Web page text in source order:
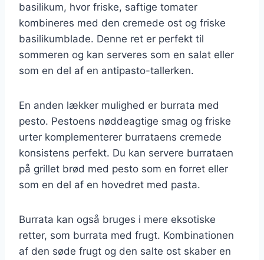
basilikum, hvor friske, saftige tomater
kombineres med den cremede ost og friske
basilikumblade. Denne ret er perfekt til
sommeren og kan serveres som en salat eller
som en del af en antipasto-tallerken.
En anden lækker mulighed er burrata med
pesto. Pestoens nøddeagtige smag og friske
urter komplementerer burrataens cremede
konsistens perfekt. Du kan servere burrataen
på grillet brød med pesto som en forret eller
som en del af en hovedret med pasta.
Burrata kan også bruges i mere eksotiske
retter, som burrata med frugt. Kombinationen
af den søde frugt og den salte ost skaber en